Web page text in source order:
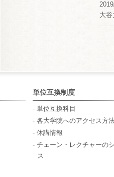
大
単位互換制度
- 単位互換科目
- 各大学院へのアクセス方
- 休講情報
- チェーン・レクチャーの
ス